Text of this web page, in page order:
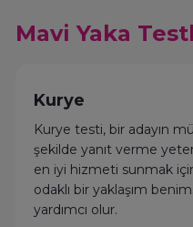
Mavi Yaka
Kurye
Kurye testi, bir adayın
şekilde yanıt verme
en iyi hizmeti sunmak
odaklı bir yaklaşım
yardımcı olur.